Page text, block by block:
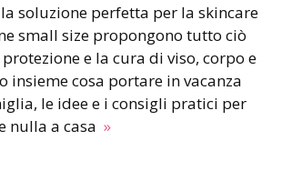
soluzione perfetta per la skincare
small size propongono tutto ciò
e la cura di viso, corpo e
insieme cosa portare in vacanza
le idee e i consigli pratici per
nulla a casa »